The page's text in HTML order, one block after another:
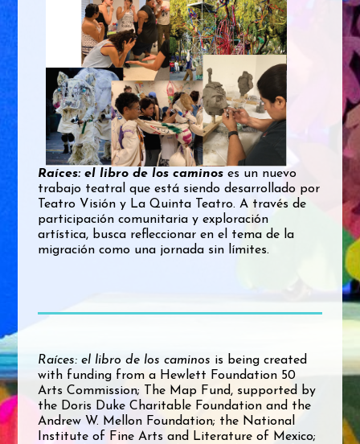
Raíces: el libro de los caminos es un nuevo
trabajo teatral que está siendo desarrollado por
Teatro Visión y La Quinta Teatro. A través de
participación comunitaria y exploración
artística, busca refleccionar en el tema de la
migración como una jornada sin límites.
Raíces: el libro de los caminos is being created
with funding from a Hewlett Foundation 50
Arts Commission; The Map Fund, supported by
the Doris Duke Charitable Foundation and the
Andrew W. Mellon Foundation; the National
Institute of Fine Arts and Literature of Mexico;